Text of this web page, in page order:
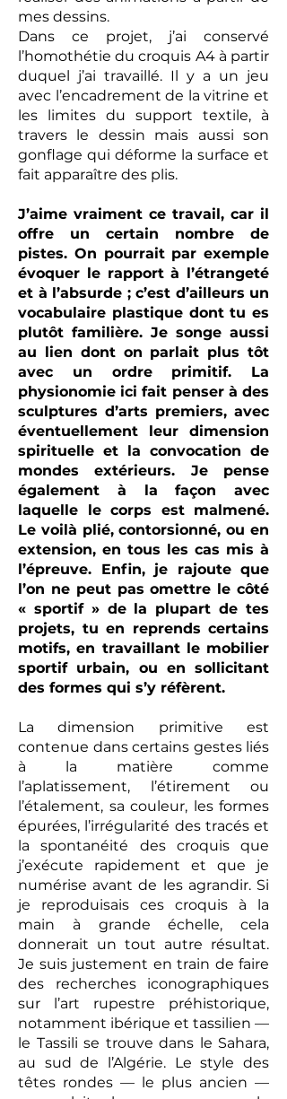
mes dessins.
Dans ce projet, j’ai conservé
l’homothétie du croquis A4 à partir
duquel j’ai travaillé. Il y a un jeu
avec l’encadrement de la vitrine et
les limites du support textile, à
travers le dessin mais aussi son
gonflage qui déforme la surface et
fait apparaître des plis.
J’aime vraiment ce travail, car il
offre un certain nombre de
pistes. On pourrait par exemple
évoquer le rapport à l’étrangeté
et à l’absurde ; c’est d’ailleurs un
vocabulaire plastique dont tu es
plutôt familière. Je songe aussi
au lien dont on parlait plus tôt
avec un ordre primitif. La
physionomie ici fait penser à des
sculptures d’arts premiers, avec
éventuellement leur dimension
spirituelle et la convocation de
mondes extérieurs. Je pense
également à la façon avec
laquelle le corps est malmené.
Le voilà plié, contorsionné, ou en
extension, en tous les cas mis à
l’épreuve. Enfin, je rajoute que
l’on ne peut pas omettre le côté
« sportif » de la plupart de tes
projets, tu en reprends certains
motifs, en travaillant le mobilier
sportif urbain, ou en sollicitant
des formes qui s’y réfèrent.
La dimension primitive est
contenue dans certains gestes liés
à la matière comme
l’aplatissement, l’étirement ou
l’étalement, sa couleur, les formes
épurées, l’irrégularité des tracés et
la spontanéité des croquis que
j’exécute rapidement et que je
numérise avant de les agrandir. Si
je reproduisais ces croquis à la
main à grande échelle, cela
donnerait un tout autre résultat.
Je suis justement en train de faire
des recherches iconographiques
sur l’art rupestre préhistorique,
notamment ibérique et tassilien —
le Tassili se trouve dans le Sahara,
au sud de l’Algérie. Le style des
têtes rondes — le plus ancien —